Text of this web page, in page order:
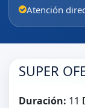
Atención
SUPER
Duración: 11